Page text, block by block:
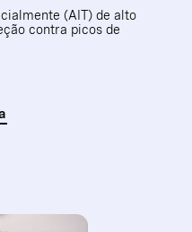
(AIT) de alto
contra picos de